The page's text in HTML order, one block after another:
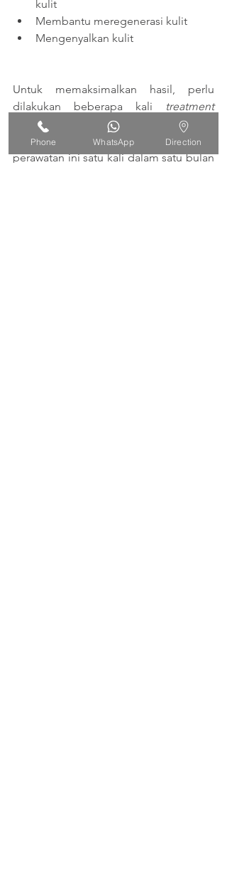
kulit
Membantu meregenerasi kulit
Mengenyalkan kulit
Untuk memaksimalkan hasil, perlu
dilakukan beberapa kali treatment
dalam waktu tertentu. Dokter
menyarankan untuk melakukan
perawatan ini satu kali dalam satu bulan
Phone WhatsApp Direction